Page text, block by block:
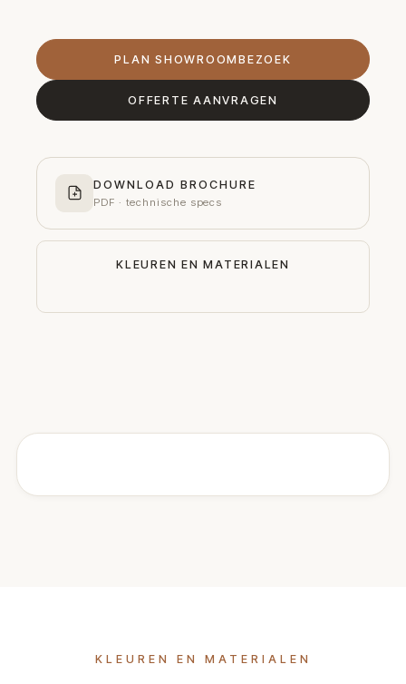
PLAN SHOWROOMBEZOEK
OFFERTE AANVRAGEN
DOWNLOAD BROCHURE
PDF · technische specs
KLEUREN EN MATERIALEN
KLEUREN EN MATERIALEN